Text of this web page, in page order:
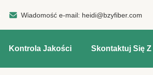
Wiadomość e-mail: heidi@bzyfiber.com
Kontrola Jakości Skontaktuj Się Z